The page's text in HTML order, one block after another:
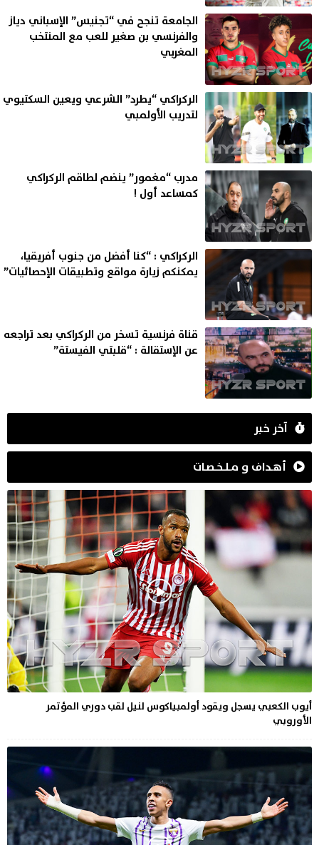
الجامعة تنجح في “تجنيس” الإسباني دياز
والفرنسي بن صغير للعب مع المنتخب
المغربي
الركراكي “يطرد” الشرعي ويعين السكتيوي
لتدريب الأولمبي
مدرب “مغمور” ينضم لطاقم الركراكي
كمساعد أول !
الركراكي : “كنا أفضل من جنوب أفريقيا،
يمكنكم زيارة مواقع وتطبيقات الإحصائيات”
قناة فرنسية تسخر من الركراكي بعد تراجعه
عن الإستقالة : “قلبتي الفيستة”
آخر خبر
أهـداف و مـلـخـصـات
أيوب الكعبي يسجل ويقود أولمبياكوس لنيل لقب دوري المؤتمر
الأوروبي